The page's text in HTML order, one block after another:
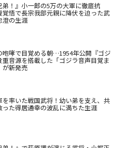
弟！』小一郎の5万の大軍に徹底抗
覚悟で長宗我部元親に降伏を迫った武
澄の生涯
咆哮で目覚める朝…1954年公開『ゴジ
重音源を搭載した「ゴジラ音声目覚ま
が新発売
を率いた戦国武将！幼い弟を支え、共
った得居通幸の波乱に満ちた生涯